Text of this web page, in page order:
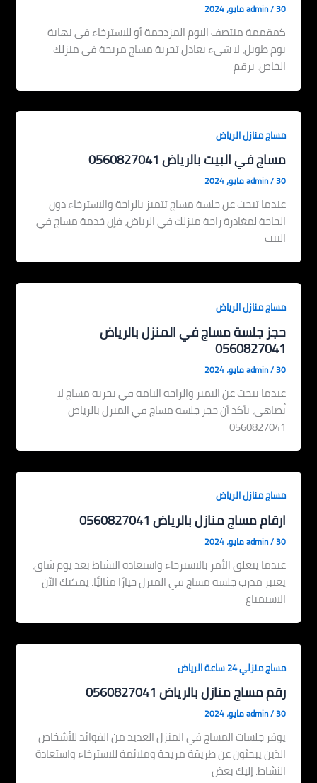
admin/30 مايو، 2024
كمقممة منتصف اليوم المزدحمة أو للاسترخاء في نهاية
يوم طويل، لا شيء يعادل تجربة مساج مريحة في منزلك
الخاص. برقم
مساج منازل الرياض
مساج في البيت بالرياض 0560827041
admin/30 مايو، 2024
عندما تبحث عن جلسة مساج تتميز بالراحة والاسترخاء دون
الحاجة لمغادرة راحة منزلك في الرياض، فإن خدمة مساج في
البيت
مساج منازل الرياض
حجز جلسة مساج في المنزل بالرياض
0560827041
admin/30 مايو، 2024
عندما تبحث عن التميز والراحة التامة في تجربة مساج لا
تُضاهى، تأكد أن حجز جلسة مساج في المنزل بالرياض
0560827041
مساج منازل الرياض
ارقام مساج منازل بالرياض 0560827041
admin/30 مايو، 2024
عندما يتعلق الأمر بالاسترخاء واستعادة النشاط بعد يوم شاق،
يعتبر مدرب جلسة مساج في المنزل خيارًا مثاليًا. يمكنك الآن
الاستمتاع
مساج منزلي 24 ساعة الرياض
رقم مساج منازل بالرياض 0560827041
admin/30 مايو، 2024
يوفر جلسات المساج في المنزل العديد من الفوائد للأشخاص
الذين يبحثون عن طريقة مريحة وملائمة للاسترخاء واستعادة
النشاط. إليك بعض